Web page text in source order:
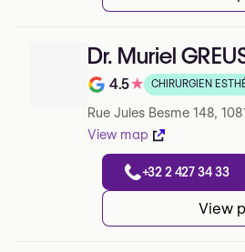
Dr. Muriel
Note de 4.5 sur 5 sur
4.5★ CHIRURGIEN
Rue Jules Besme 148,
View map
+32 2 427 34 33
View